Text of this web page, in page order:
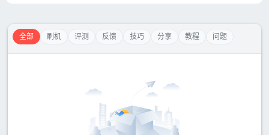
全部 刷机 评测 反馈 技巧 分享 教程 问题